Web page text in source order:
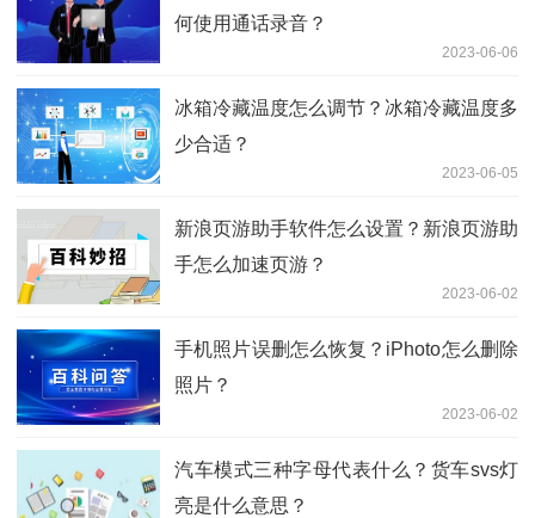
何使用通话录音？
2023-06-06
冰箱冷藏温度怎么调节？冰箱冷藏温度多
少合适？
2023-06-05
新浪页游助手软件怎么设置？新浪页游助
手怎么加速页游？
2023-06-02
手机照片误删怎么恢复？iPhoto怎么删除
照片？
2023-06-02
汽车模式三种字母代表什么？货车svs灯
亮是什么意思？